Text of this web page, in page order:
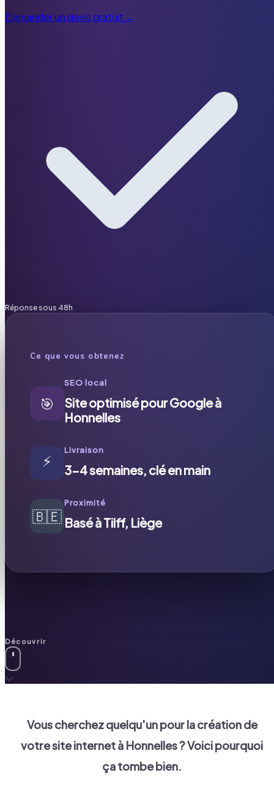
Demander un devis gratuit→
Réponse sous 48h
Ce que vous obtenez
🎯
SEO local
Site optimisé pour Google à
Honnelles
⚡
Livraison
3-4 semaines, clé en main
🇧🇪
Proximité
Basé à Tilff, Liège
Découvrir
Vous cherchez quelqu'un pour la création de
votre site internet à Honnelles? Voici pourquoi
ça tombe bien.